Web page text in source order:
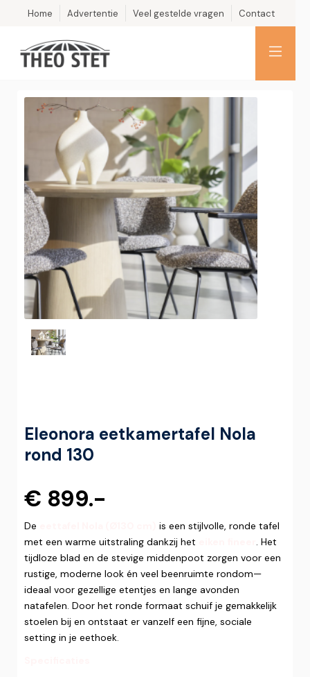
Home Advertentie Veel gestelde vragen Contact
Eleonora eetkamertafel Nola
rond 130
€ 899.-
De
is een stijlvolle, ronde tafel
met een warme uitstraling dankzij het
. Het
tijdloze blad en de stevige middenpoot zorgen voor een
rustige, moderne look én veel beenruimte rondom—
ideaal voor gezellige etentjes en lange avonden
natafelen. Door het ronde formaat schuif je gemakkelijk
stoelen bij en ontstaat er vanzelf een fijne, sociale
setting in je eethoek.